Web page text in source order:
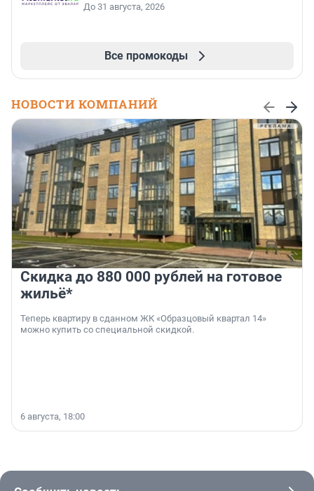
До 31 августа, 2026
Все промокоды
НОВОСТИ КОМПАНИЙ
Скидка до 880 000 рублей на готовое
жильё*
Теперь квартиру в сданном ЖК «Образцовый квартал 14»
можно купить со специальной скидкой.
6 августа, 18:00